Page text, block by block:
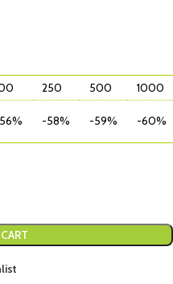
250 500 1000
-58% -59% -60%